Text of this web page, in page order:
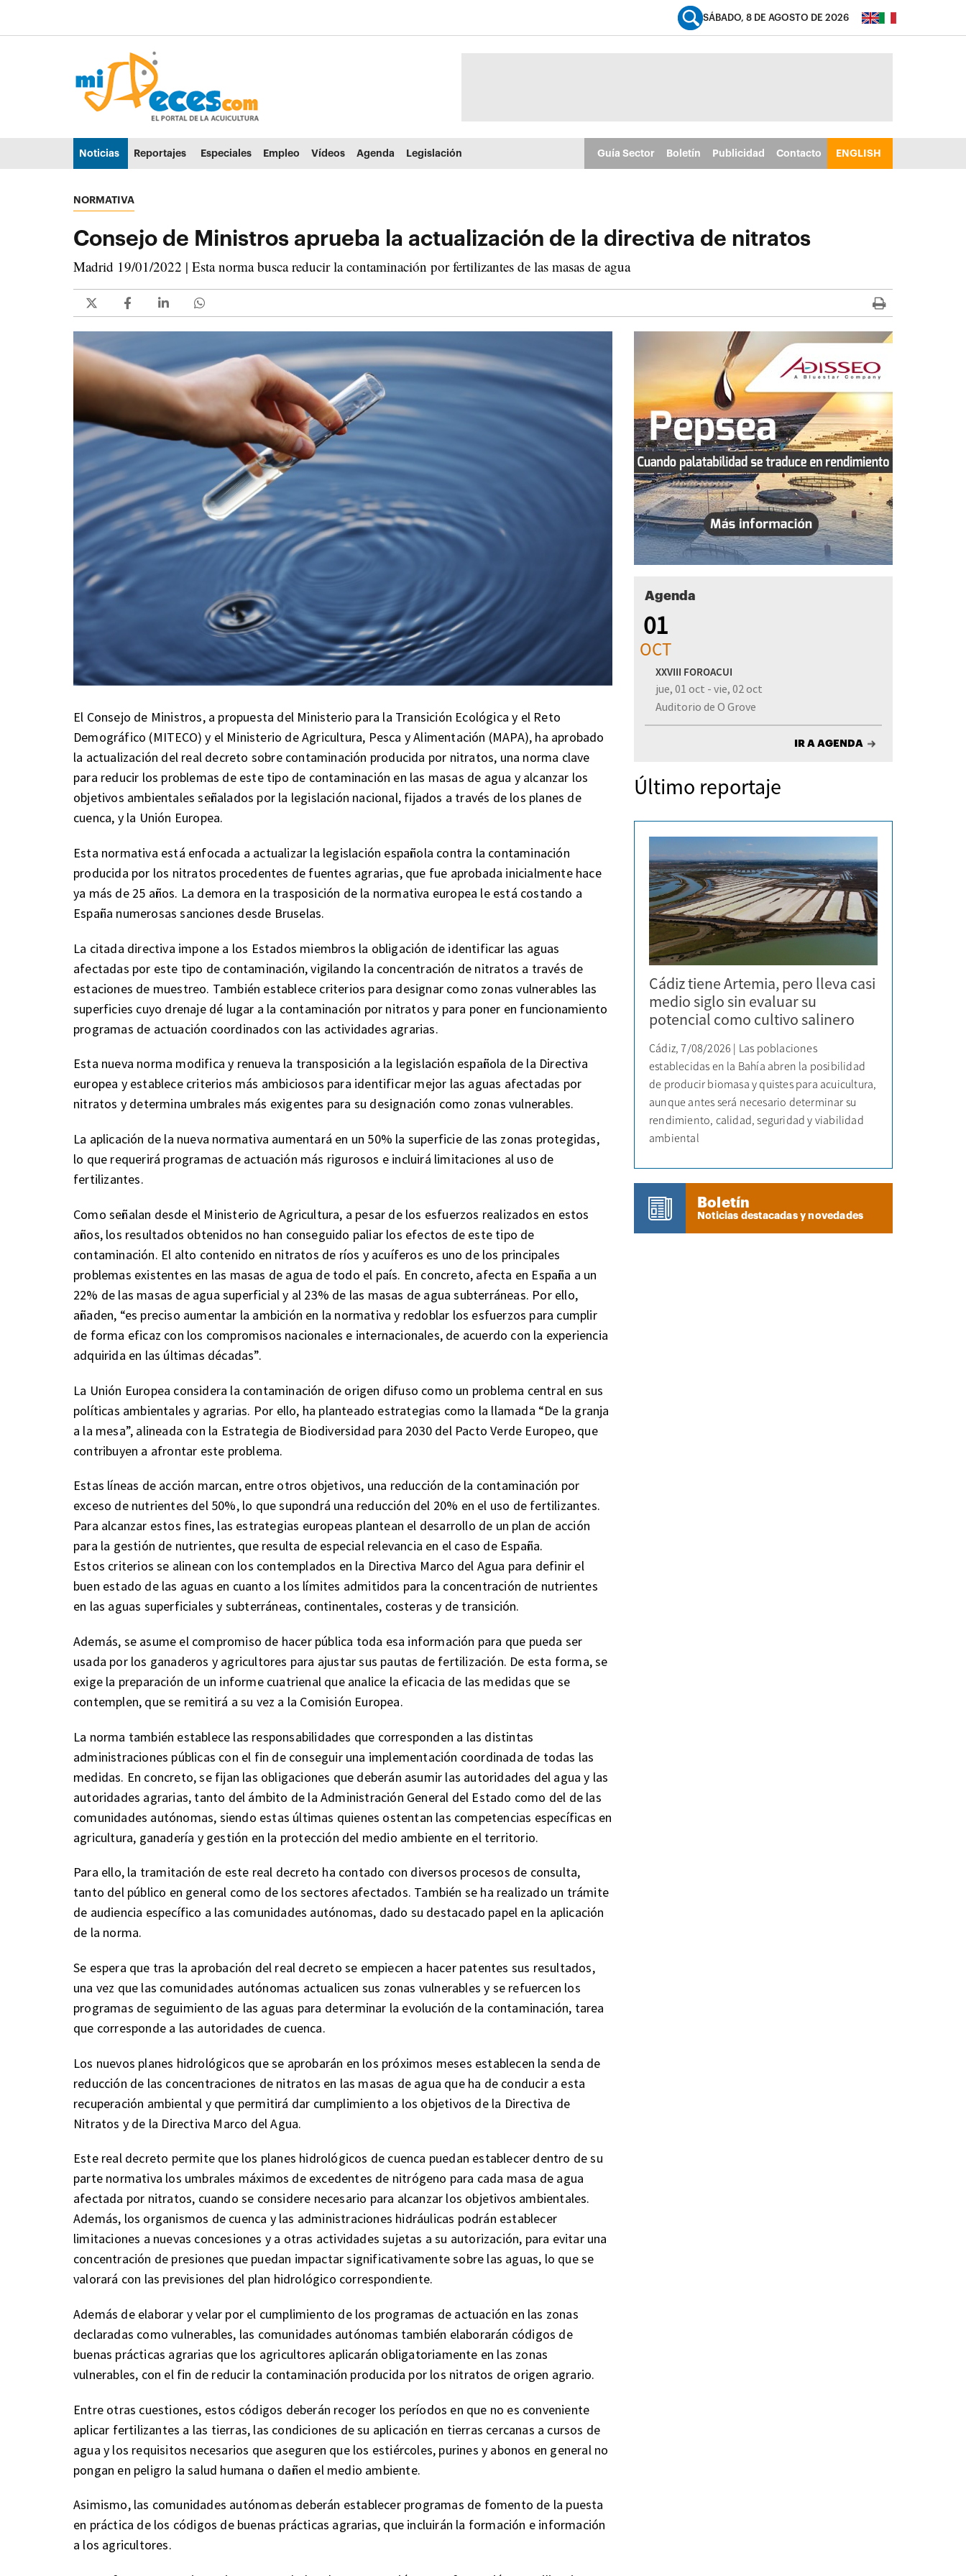
Ir al menú principal (alt + u)
SÁBADO, 8 DE AGOSTO DE 2026
Noticias Reportajes Especiales Empleo Vídeos Agenda Legislación Guía Sector Boletín Publicidad Contacto ENGLISH
NORMATIVA
Consejo de Ministros aprueba la actualización de la directiva de nitratos
Madrid 19/01/2022 | Esta norma busca reducir la contaminación por fertilizantes de las masas de agua
El Consejo de Ministros, a propuesta del Ministerio para la Transición Ecológica y el Reto
Demográfico (MITECO) y el Ministerio de Agricultura, Pesca y Alimentación (MAPA), ha aprobado
la actualización del real decreto sobre contaminación producida por nitratos, una norma clave
para reducir los problemas de este tipo de contaminación en las masas de agua y alcanzar los
objetivos ambientales señalados por la legislación nacional, fijados a través de los planes de
cuenca, y la Unión Europea.
Esta normativa está enfocada a actualizar la legislación española contra la contaminación
producida por los nitratos procedentes de fuentes agrarias, que fue aprobada inicialmente hace
ya más de 25 años. La demora en la trasposición de la normativa europea le está costando a
España numerosas sanciones desde Bruselas.
La citada directiva impone a los Estados miembros la obligación de identificar las aguas
afectadas por este tipo de contaminación, vigilando la concentración de nitratos a través de
estaciones de muestreo. También establece criterios para designar como zonas vulnerables las
superficies cuyo drenaje dé lugar a la contaminación por nitratos y para poner en funcionamiento
programas de actuación coordinados con las actividades agrarias.
Esta nueva norma modifica y renueva la transposición a la legislación española de la Directiva
europea y establece criterios más ambiciosos para identificar mejor las aguas afectadas por
nitratos y determina umbrales más exigentes para su designación como zonas vulnerables.
La aplicación de la nueva normativa aumentará en un 50% la superficie de las zonas protegidas,
lo que requerirá programas de actuación más rigurosos e incluirá limitaciones al uso de
fertilizantes.
Como señalan desde el Ministerio de Agricultura, a pesar de los esfuerzos realizados en estos
años, los resultados obtenidos no han conseguido paliar los efectos de este tipo de
contaminación. El alto contenido en nitratos de ríos y acuíferos es uno de los principales
problemas existentes en las masas de agua de todo el país. En concreto, afecta en España a un
22% de las masas de agua superficial y al 23% de las masas de agua subterráneas. Por ello,
añaden, “es preciso aumentar la ambición en la normativa y redoblar los esfuerzos para cumplir
de forma eficaz con los compromisos nacionales e internacionales, de acuerdo con la experiencia
adquirida en las últimas décadas”.
La Unión Europea considera la contaminación de origen difuso como un problema central en sus
políticas ambientales y agrarias. Por ello, ha planteado estrategias como la llamada “De la granja
a la mesa”, alineada con la Estrategia de Biodiversidad para 2030 del Pacto Verde Europeo, que
contribuyen a afrontar este problema.
Estas líneas de acción marcan, entre otros objetivos, una reducción de la contaminación por
exceso de nutrientes del 50%, lo que supondrá una reducción del 20% en el uso de fertilizantes.
Para alcanzar estos fines, las estrategias europeas plantean el desarrollo de un plan de acción
para la gestión de nutrientes, que resulta de especial relevancia en el caso de España.
Estos criterios se alinean con los contemplados en la Directiva Marco del Agua para definir el
buen estado de las aguas en cuanto a los límites admitidos para la concentración de nutrientes
en las aguas superficiales y subterráneas, continentales, costeras y de transición.
Además, se asume el compromiso de hacer pública toda esa información para que pueda ser
usada por los ganaderos y agricultores para ajustar sus pautas de fertilización. De esta forma, se
exige la preparación de un informe cuatrienal que analice la eficacia de las medidas que se
contemplen, que se remitirá a su vez a la Comisión Europea.
La norma también establece las responsabilidades que corresponden a las distintas
administraciones públicas con el fin de conseguir una implementación coordinada de todas las
medidas. En concreto, se fijan las obligaciones que deberán asumir las autoridades del agua y las
autoridades agrarias, tanto del ámbito de la Administración General del Estado como del de las
comunidades autónomas, siendo estas últimas quienes ostentan las competencias específicas en
agricultura, ganadería y gestión en la protección del medio ambiente en el territorio.
Para ello, la tramitación de este real decreto ha contado con diversos procesos de consulta,
tanto del público en general como de los sectores afectados. También se ha realizado un trámite
de audiencia específico a las comunidades autónomas, dado su destacado papel en la aplicación
de la norma.
Se espera que tras la aprobación del real decreto se empiecen a hacer patentes sus resultados,
una vez que las comunidades autónomas actualicen sus zonas vulnerables y se refuercen los
programas de seguimiento de las aguas para determinar la evolución de la contaminación, tarea
que corresponde a las autoridades de cuenca.
Los nuevos planes hidrológicos que se aprobarán en los próximos meses establecen la senda de
reducción de las concentraciones de nitratos en las masas de agua que ha de conducir a esta
recuperación ambiental y que permitirá dar cumplimiento a los objetivos de la Directiva de
Nitratos y de la Directiva Marco del Agua.
Este real decreto permite que los planes hidrológicos de cuenca puedan establecer dentro de su
parte normativa los umbrales máximos de excedentes de nitrógeno para cada masa de agua
afectada por nitratos, cuando se considere necesario para alcanzar los objetivos ambientales.
Además, los organismos de cuenca y las administraciones hidráulicas podrán establecer
limitaciones a nuevas concesiones y a otras actividades sujetas a su autorización, para evitar una
concentración de presiones que puedan impactar significativamente sobre las aguas, lo que se
valorará con las previsiones del plan hidrológico correspondiente.
Además de elaborar y velar por el cumplimiento de los programas de actuación en las zonas
declaradas como vulnerables, las comunidades autónomas también elaborarán códigos de
buenas prácticas agrarias que los agricultores aplicarán obligatoriamente en las zonas
vulnerables, con el fin de reducir la contaminación producida por los nitratos de origen agrario.
Entre otras cuestiones, estos códigos deberán recoger los períodos en que no es conveniente
aplicar fertilizantes a las tierras, las condiciones de su aplicación en tierras cercanas a cursos de
agua y los requisitos necesarios que aseguren que los estiércoles, purines y abonos en general no
pongan en peligro la salud humana o dañen el medio ambiente.
Asimismo, las comunidades autónomas deberán establecer programas de fomento de la puesta
en práctica de los códigos de buenas prácticas agrarias, que incluirán la formación e información
a los agricultores.
Agenda
01
OCT
XXVIII FOROACUI
jue, 01 oct - vie, 02 oct
Auditorio de O Grove
IR A AGENDA
Último reportaje
Cádiz tiene Artemia, pero lleva casi
medio siglo sin evaluar su
potencial como cultivo salinero
Cádiz, 7/08/2026 | Las poblaciones
establecidas en la Bahía abren la posibilidad
de producir biomasa y quistes para acuicultura,
aunque antes será necesario determinar su
rendimiento, calidad, seguridad y viabilidad
ambiental
Boletín
Noticias destacadas y novedades